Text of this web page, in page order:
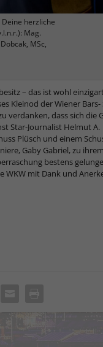
herzliche
Mag.
MSc,
– das ist wohl
Kleinod der Wiener Bars-
verdanken, dass sich die
Star-Journalist Helmut A.
Plüsch und einem
Gaby Gabriel, zu ihrem
bestens
WKW mit Dank und